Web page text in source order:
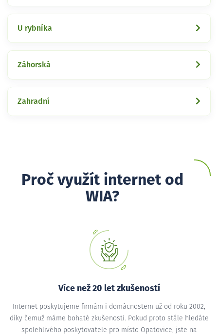
U rybníka
Záhorská
Zahradní
Proč využít internet od
WIA?
Více než 20 let zkušeností
Internet poskytujeme firmám i domácnostem už od roku 2002,
díky čemuž máme bohaté zkušenosti. Pokud proto stále hledáte
spolehlivého poskytovatele pro místo Opatovice, jste na